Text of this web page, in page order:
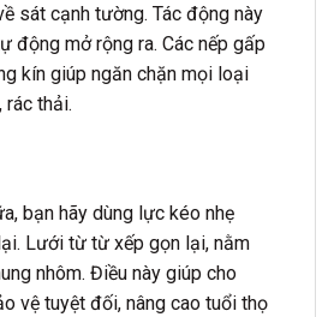
sát cạnh tường. Tác động này
động mở rộng ra. Các nếp gấp
kín giúp ngăn chặn mọi loại
rác thải.
bạn hãy dùng lực kéo nhẹ
Lưới từ từ xếp gọn lại, nằm
nhôm. Điều này giúp cho
vệ tuyệt đối, nâng cao tuổi thọ